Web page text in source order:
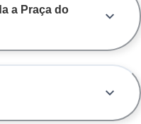
a Praça do